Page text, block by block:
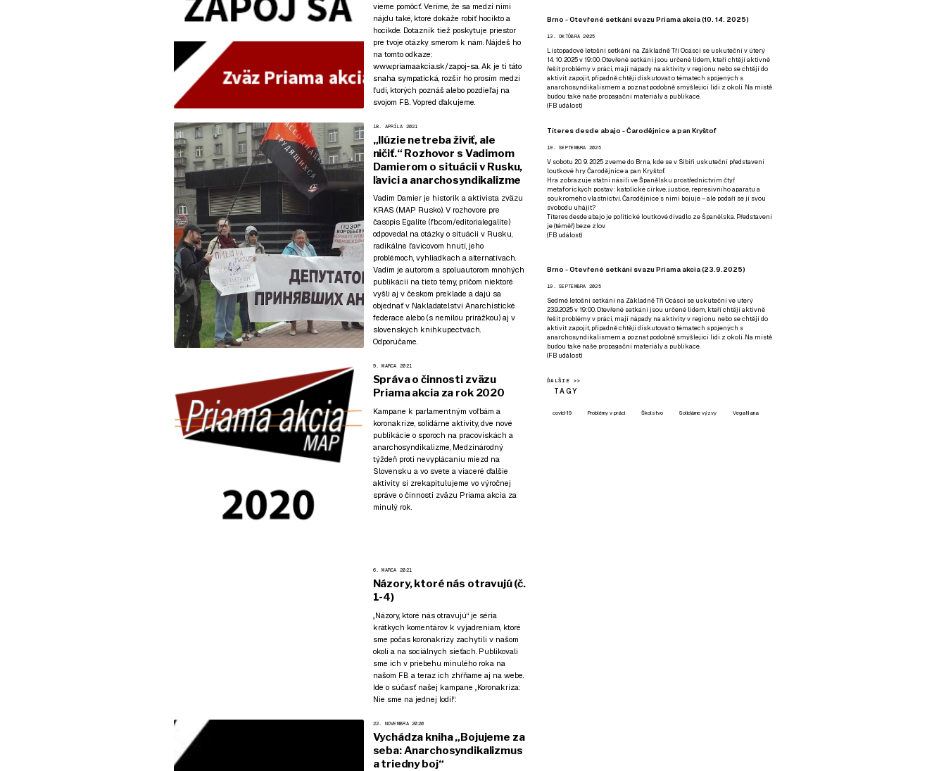
vieme pomôcť. Veríme, že sa medzi nimi
nájdu také, ktoré dokáže robiť hocikto a
hocikde. Dotazník tiež poskytuje priestor
pre tvoje otázky smerom k nám. Nájdeš ho
na tomto odkaze:
www.priamaakcia.sk/zapoj-sa . Ak je ti táto
snaha sympatická, rozšír ho prosím medzi
ľudí, ktorých poznáš alebo pozdieľaj na
svojom FB. Vopred ďakujeme.
18. APRÍLA 2021
„Ilúzie netreba živiť, ale
ničiť.“ Rozhovor s Vadimom
Damierom o situácii v Rusku,
ľavici a anarchosyndikalizme
Vadim Damier je historik a aktivista zväzu
KRAS (MAP Rusko). V rozhovore pre
časopis Egalite (fb.com/editorialegalite)
odpovedal na otázky o situácii v Rusku,
radikálne ľavicovom hnutí, jeho
problémoch, vyhliadkach a alternatívach.
Vadim je autorom a spoluautorom mnohých
publikácií na tieto témy, pričom niektoré
vyšli aj v českom preklade a dajú sa
objednať v Nakladatelství Anarchistické
federace alebo (s nemilou prirážkou) aj v
slovenských kníhkupectvách.
Odporúčame.
9. MARCA 2021
Správa o činnosti zväzu
Priama akcia za rok 2020
Kampane k parlamentným voľbám a
koronakríze, solidárne aktivity, dve nové
publikácie o sporoch na pracoviskách a
anarchosyndikalizme, Medzinárodný
týždeň proti nevyplácaniu miezd na
Slovensku a vo svete a viaceré ďalšie
aktivity si zrekapitulujeme vo výročnej
správe o činnosti zväzu Priama akcia za
minulý rok.
6. MARCA 2021
Názory, ktoré nás otravujú (č.
1-4)
„Názory, ktoré nás otravujú“ je séria
krátkych komentárov k vyjadreniam, ktoré
sme počas koronakrízy zachytili v našom
okolí a na sociálnych sieťach. Publikovali
sme ich v priebehu minulého roka na
našom FB a teraz ich zhŕňame aj na webe.
Ide o súčasť našej kampane „Koronakríza:
Nie sme na jednej lodi!“.
22. NOVEMBRA 2020
Vychádza kniha „Bojujeme za
seba: Anarchosyndikalizmus
a triedny boj“
Brno - Otevřené setkání svazu Priama akcia (10. 14. 2025)
13. OKTÓBRA 2025
Listopadové letošní setkání na Základně Tři Ocásci se uskuteční v úterý
14. 10. 2025 v 19:00. Otevřené setkání jsou určené lidem, kteří chtějí aktivně
řešit problémy v práci, mají nápady na aktivity v regionu nebo se chtějí do
aktivit zapojit, případně chtějí diskutovat o tématech spojených s
anarchosyndikalismem a poznat podobně smýšlející lidi z okolí. Na místě
budou také naše propagační materiály a publikace.
(FB událost)
Títeres desde abajo - Čarodějnice a pan Kryštof
19. SEPTEMBRA 2025
V sobotu 20. 9. 2025 zveme do Brna, kde se v Sibiři uskuteční představení
loutkové hry Čarodějnice a pan Kryštof.
Hra zobrazuje státní násilí ve Španělsku prostřednictvím čtyř
metaforických postav: katolické církve, justice, represivního aparátu a
soukromého vlastnictví. Čarodějnice s nimi bojuje – ale podaří se jí svou
svobodu uhájit?
Títeres desde abajo je politické loutkové divadlo ze Španělska. Představení
je (téměř) beze zlov.
(FB událost)
Brno - Otevřené setkání svazu Priama akcia (23.9.2025)
19. SEPTEMBRA 2025
Sedmé letošní setkání na Základně Tři Ocásci se uskuteční ve uterý
23.9.2025 v 19:00. Otevřené setkání jsou určené lidem, kteří chtějí aktivně
řešit problémy v práci, mají nápady na aktivity v regionu nebo se chtějí do
aktivit zapojit, případně chtějí diskutovat o tématech spojených s
anarchosyndikalismem a poznat podobně smýšlející lidi z okolí. Na místě
budou také naše propagační materiály a publikace.
(FB událost)
ĎALŠIE >>
TAGY
covid-19 Problémy v práci Školstvo Solidárne výzvy VegaNana